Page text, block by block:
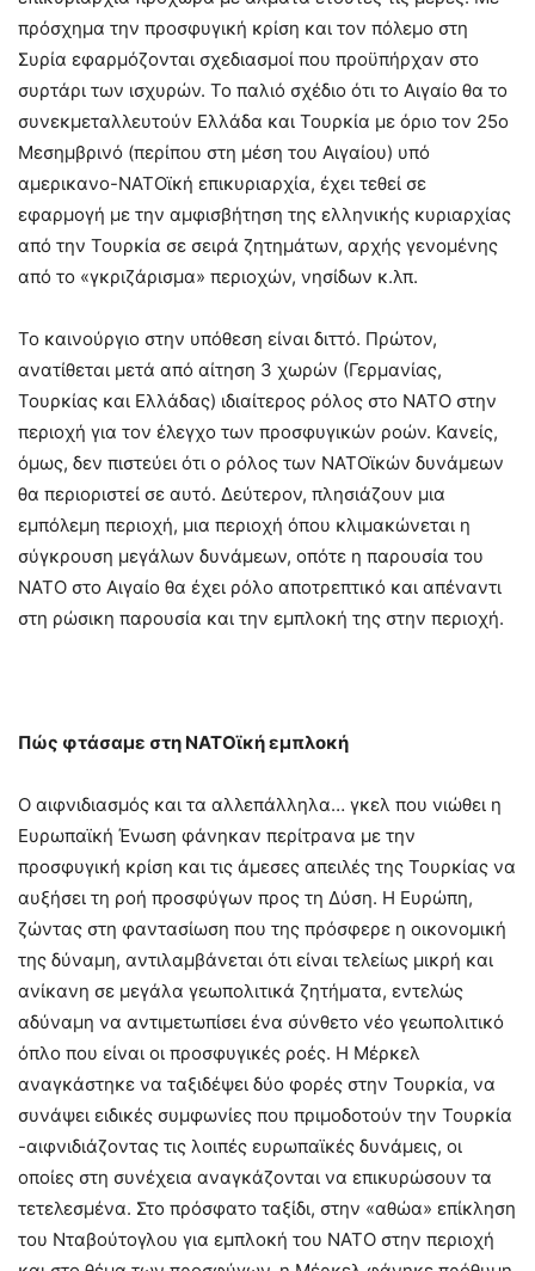
πρόσχημα την προσφυγική κρίση και τον πόλεμο στη
Συρία εφαρμόζονται σχεδιασμοί που προϋπήρχαν στο
συρτάρι των ισχυρών. Το παλιό σχέδιο ότι το Αιγαίο θα το
συνεκμεταλλευτούν Ελλάδα και Τουρκία με όριο τον 25ο
Mεσημβρινό (περίπου στη μέση του Αιγαίου) υπό
αμερικανο-NATOϊκή επικυριαρχία, έχει τεθεί σε
εφαρμογή με την αμφισβήτηση της ελληνικής κυριαρχίας
από την Τουρκία σε σειρά ζητημάτων, αρχής γενομένης
από το «γκριζάρισμα» περιοχών, νησίδων κ.λπ.
Το καινούργιο στην υπόθεση είναι διττό. Πρώτον,
ανατίθεται μετά από αίτηση 3 χωρών (Γερμανίας,
Τουρκίας και Ελλάδας) ιδιαίτερος ρόλος στο ΝΑΤΟ στην
περιοχή για τον έλεγχο των προσφυγικών ροών. Κανείς,
όμως, δεν πιστεύει ότι ο ρόλος των NATOϊκών δυνάμεων
θα περιοριστεί σε αυτό. Δεύτερον, πλησιάζουν μια
εμπόλεμη περιοχή, μια περιοχή όπου κλιμακώνεται η
σύγκρουση μεγάλων δυνάμεων, οπότε η παρουσία του
ΝΑΤΟ στο Αιγαίο θα έχει ρόλο αποτρεπτικό και απέναντι
στη ρώσικη παρουσία και την εμπλοκή της στην περιοχή.
Πώς φτάσαμε στη ΝΑΤΟϊκή εμπλοκή
Ο αιφνιδιασμός και τα αλλεπάλληλα… γκελ που νιώθει η
Ευρωπαϊκή Ένωση φάνηκαν περίτρανα με την
προσφυγική κρίση και τις άμεσες απειλές της Τουρκίας να
αυξήσει τη ροή προσφύγων προς τη Δύση. Η Ευρώπη,
ζώντας στη φαντασίωση που της πρόσφερε η οικονομική
της δύναμη, αντιλαμβάνεται ότι είναι τελείως μικρή και
ανίκανη σε μεγάλα γεωπολιτικά ζητήματα, εντελώς
αδύναμη να αντιμετωπίσει ένα σύνθετο νέο γεωπολιτικό
όπλο που είναι οι προσφυγικές ροές. Η Μέρκελ
αναγκάστηκε να ταξιδέψει δύο φορές στην Τουρκία, να
συνάψει ειδικές συμφωνίες που πριμοδοτούν την Τουρκία
-αιφνιδιάζοντας τις λοιπές ευρωπαϊκές δυνάμεις, οι
οποίες στη συνέχεια αναγκάζονται να επικυρώσουν τα
τετελεσμένα. Στο πρόσφατο ταξίδι, στην «αθώα» επίκληση
του Νταβούτογλου για εμπλοκή του ΝΑΤΟ στην περιοχή